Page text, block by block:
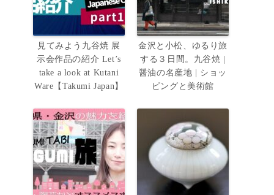
見てみよう九谷焼 展
示会作品の紹介 Let’s
take a look at Kutani
Ware【Takumi Japan】
金沢と小松、ゆるり旅
する３日間。九谷焼 |
醤油の名産地 | ショッ
ピングと美術館